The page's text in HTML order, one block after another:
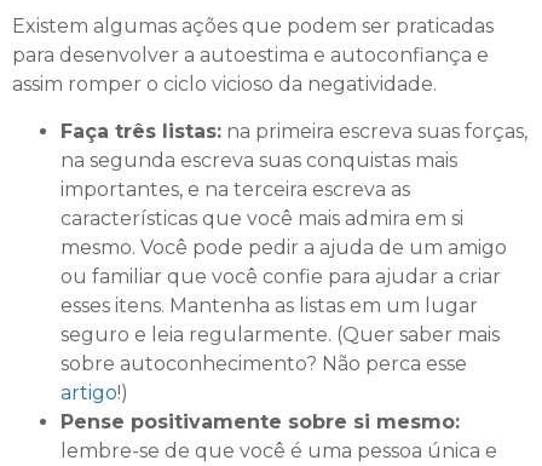
Existem algumas ações que podem ser praticadas
para desenvolver a autoestima e autoconfiança e
assim romper o ciclo vicioso da negatividade.
Faça três listas: na primeira escreva suas forças,
na segunda escreva suas conquistas mais
importantes, e na terceira escreva as
características que você mais admira em si
mesmo. Você pode pedir a ajuda de um amigo
ou familiar que você confie para ajudar a criar
esses itens. Mantenha as listas em um lugar
seguro e leia regularmente. (Quer saber mais
sobre autoconhecimento? Não perca esse
artigo!)
Pense positivamente sobre si mesmo:
lembre-se de que você é uma pessoa única e